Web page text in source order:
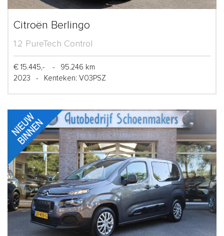
Citroën Berlingo
1.2 PureTech Control
€ 15.445,- -
95.246 km
2023
- Kenteken: V03PSZ